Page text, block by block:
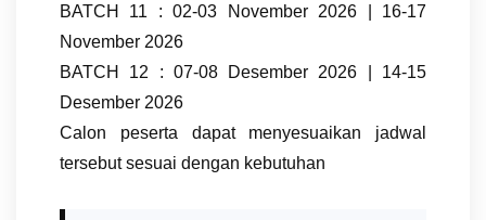
BATCH 11 : 02-03 November 2026 | 16-17
November 2026
BATCH 12 : 07-08 Desember 2026 | 14-15
Desember 2026
Calon peserta dapat menyesuaikan jadwal
tersebut sesuai dengan kebutuhan